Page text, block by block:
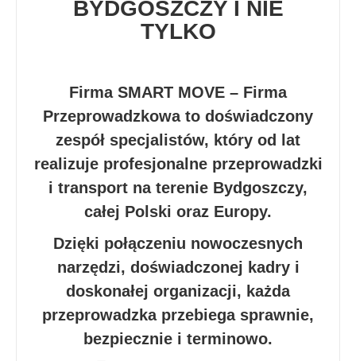
BYDGOSZCZY I NIE
TYLKO
Firma SMART MOVE – Firma
Przeprowadzkowa to doświadczony
zespół specjalistów, który od lat
realizuje profesjonalne przeprowadzki
i transport na terenie Bydgoszczy,
całej Polski oraz Europy.
Dzięki połączeniu nowoczesnych
narzędzi, doświadczonej kadry i
doskonałej organizacji, każda
przeprowadzka przebiega sprawnie,
bezpiecznie i terminowo.